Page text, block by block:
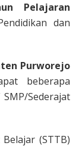
Pelajaran
dan
Purworejo
beberapa
Sederajat
(STTB)